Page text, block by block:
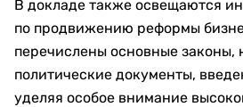
В докладе также освещаются
по продвижению реформы
перечислены основные законы,
политические документы,
уделяя особое внимание